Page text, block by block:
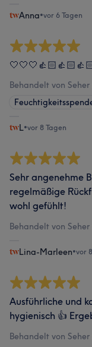
Anna•vor 6 Tagen
Behandelt von
L•vor 8 Tagen
Sehr angenehme
regelmäßige
wohl gefühlt!
Behandelt von
Lina-Marleen•vor
Ausführliche und
hygienisch 👍
Behandelt von